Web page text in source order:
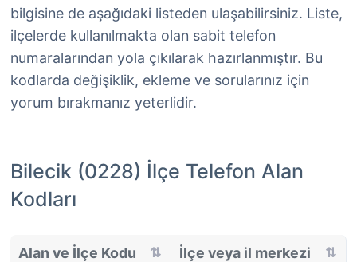
bilgisine de aşağıdaki listeden ulaşabilirsiniz. Liste,
ilçelerde kullanılmakta olan sabit telefon
numaralarından yola çıkılarak hazırlanmıştır. Bu
kodlarda değişiklik, ekleme ve sorularınız için
yorum bırakmanız yeterlidir.
Bilecik (0228) İlçe Telefon Alan
Kodları
Alan ve İlçe Kodu
İlçe veya il merkezi